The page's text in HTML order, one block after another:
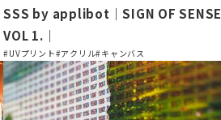
SSS by applibot｜SIGN OF SENSE
VOL 1.｜
#UVプリント#アクリル#キャンバス